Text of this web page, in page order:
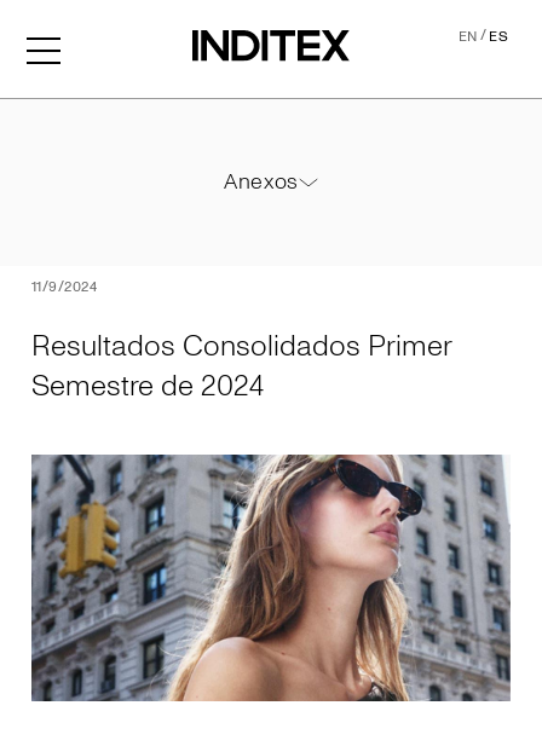
EN/ES
11/9/2024
Resultados Consolidados Primer
Semestre de 2024
Anexos